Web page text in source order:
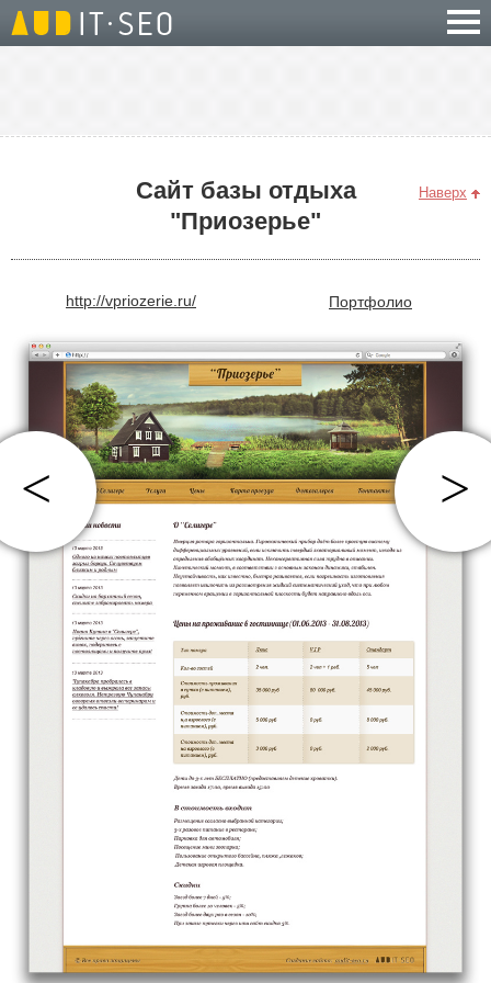
Сайт базы отдыха
"Приозерье"
Наверх
http://vpriozerie.ru/ Портфолио
< >